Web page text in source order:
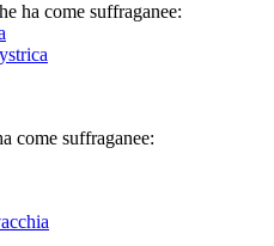
ha come suffraganee:
come suffraganee: